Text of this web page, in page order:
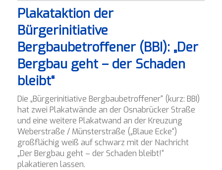
Plakataktion der
Bürgerinitiative
Bergbaubetroffener (BBI): „Der
Bergbau geht – der Schaden
bleibt“
Die „Bürgerinitiative Bergbaubetroffener“ (kurz: BBI)
hat zwei Plakatwände an der Osnabrücker Straße
und eine weitere Plakatwand an der Kreuzung
Weberstraße / Münsterstraße („Blaue Ecke“)
großflächig weiß auf schwarz mit der Nachricht
„Der Bergbau geht – der Schaden bleibt!“
plakatieren lassen.